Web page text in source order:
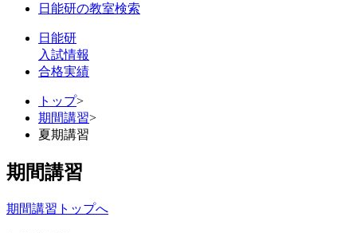
日能研の教室検索
日能研
入試情報
合格実績
トップ>
期間講習>
夏期講習
期間講習
期間講習トップへ